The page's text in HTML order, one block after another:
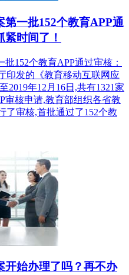
一批152个教育APP通
时间了！
152个教育APP通过审核：
印发的《教育移动互联网应
2019年12月16日,共有1321家
审核申请,教育部组织各省教
了审核,首批通过了152个教
开始办理了吗？再不办